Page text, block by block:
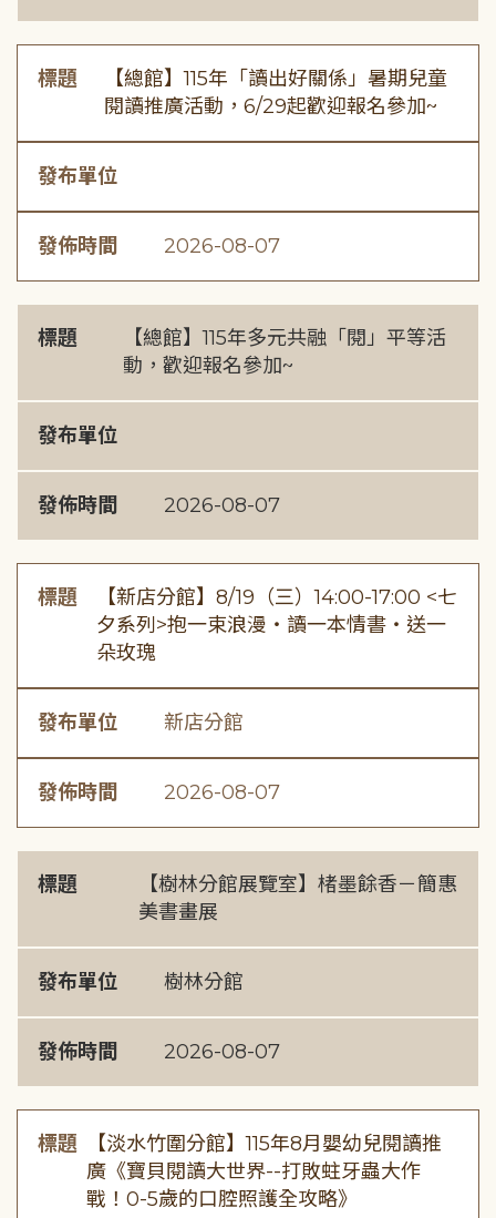
標題
【總館】115年「讀出好關係」暑期兒童
閱讀推廣活動，6/29起歡迎報名參加~
發布單位
發佈時間 2026-08-07
標題
【總館】115年多元共融「閱」平等活
動，歡迎報名參加~
發布單位
發佈時間 2026-08-07
標題
【新店分館】8/19（三）14:00-17:00 <七
夕系列>抱一束浪漫・讀一本情書・送一
朵玫瑰
發布單位 新店分館
發佈時間 2026-08-07
標題
【樹林分館展覽室】楮墨餘香－簡惠
美書畫展
發布單位 樹林分館
發佈時間 2026-08-07
標題
【淡水竹圍分館】115年8月嬰幼兒閱讀推
廣《寶貝閱讀大世界--打敗蛀牙蟲大作
戰！0-5歲的口腔照護全攻略》